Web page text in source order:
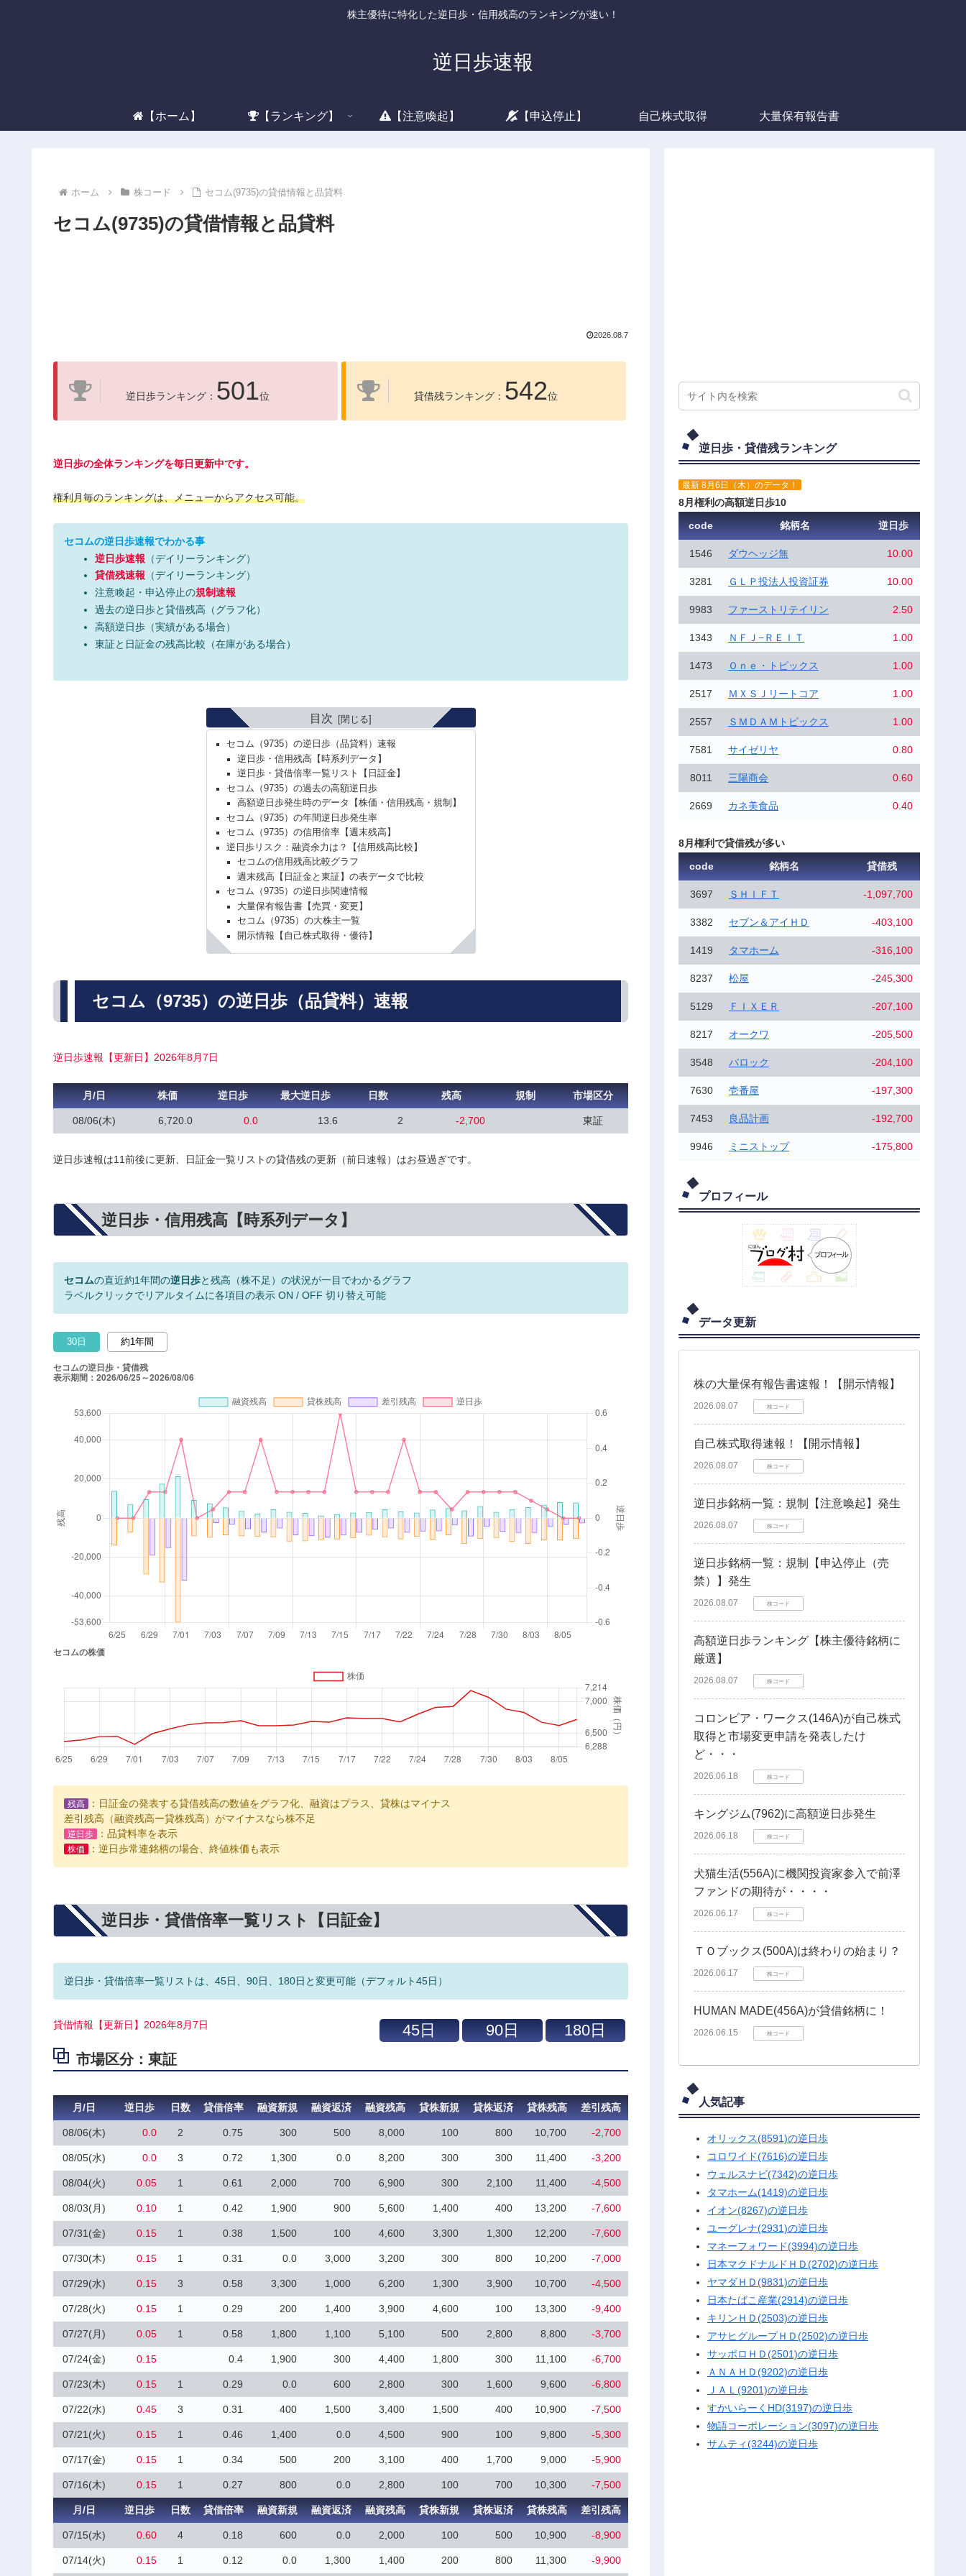
株主優待に特化した逆日歩・信用残高のランキングが速い！
逆日歩速報
【ホーム】 【ランキング】 【注意喚起】 【申込停止】 自己株式取得 大量保有報告書
ホーム 株コード セコム(9735)の貸借情報と品貸料
セコム(9735)の貸借情報と品貸料
2026.08.7
逆日歩ランキング： 501位 貸借残ランキング： 542位
逆日歩の全体ランキングを毎日更新中です。
権利月毎のランキングは、メニューからアクセス可能。
セコムの逆日歩速報でわかる事
逆日歩速報 （デイリーランキング）
貸借残速報 （デイリーランキング）
注意喚起・申込停止の規制速報
過去の逆日歩と貸借残高（グラフ化）
高額逆日歩（実績がある場合）
東証と日証金の残高比較（在庫がある場合）
目次
セコム（9735）の逆日歩（品貸料）速報
逆日歩・信用残高【時系列データ】
逆日歩・貸借倍率一覧リスト【日証金】
セコム（9735）の過去の高額逆日歩
高額逆日歩発生時のデータ【株価・信用残高・規制】
セコム（9735）の年間逆日歩発生率
セコム（9735）の信用倍率【週末残高】
逆日歩リスク：融資余力は？【信用残高比較】
セコムの信用残高比較グラフ
週末残高【日証金と東証】の表データで比較
セコム（9735）の逆日歩関連情報
大量保有報告書【売買・変更】
セコム（9735）の大株主一覧
開示情報【自己株式取得・優待】
セコム（9735）の逆日歩（品貸料）速報
逆日歩速報【更新日】2026年8月7日
月/日 株価 逆日歩 最大逆日歩 日数 残高 規制 市場区分
08/06(木) 6,720.0 0.0 13.6 2 -2,700 東証
逆日歩速報は11前後に更新、日証金一覧リストの貸借残の更新（前日速報）はお昼過ぎです。
逆日歩・信用残高【時系列データ】
セコムの直近約1年間の逆日歩と残高（株不足）の状況が一目でわかるグラフ
ラベルクリックでリアルタイムに各項目の表示 ON / OFF 切り替え可能
30日 約1年間
残高
：日証金の発表する貸借残高の数値をグラフ化、融資はプラス、貸株はマイナス
差引残高（融資残高ー貸株残高）がマイナスなら株不足
逆日歩 ：品貸料率を表示
株価 ：逆日歩常連銘柄の場合、終値株価も表示
逆日歩・貸借倍率一覧リスト【日証金】
逆日歩・貸借倍率一覧リストは、45日、90日、180日と変更可能（デフォルト45日）
貸借情報【更新日】2026年8月7日
市場区分：東証
月/日 逆日歩 日数 貸借倍率 融資新規 融資返済 融資残高 貸株新規 貸株返済 貸株残高 差引残高
08/06(木) 0.0 2 0.75 300 500 8,000 100 800 10,700 -2,700
08/05(水) 0.0 3 0.72 1,300 0.0 8,200 300 300 11,400 -3,200
08/04(火) 0.05 1 0.61 2,000 700 6,900 300 2,100 11,400 -4,500
08/03(月) 0.10 1 0.42 1,900 900 5,600 1,400 400 13,200 -7,600
07/31(金) 0.15 1 0.38 1,500 100 4,600 3,300 1,300 12,200 -7,600
07/30(木) 0.15 1 0.31 0.0 3,000 3,200 300 800 10,200 -7,000
07/29(水) 0.15 3 0.58 3,300 1,000 6,200 1,300 3,900 10,700 -4,500
07/28(火) 0.15 1 0.29 200 1,400 3,900 4,600 100 13,300 -9,400
07/27(月) 0.05 1 0.58 1,800 1,100 5,100 500 2,800 8,800 -3,700
07/24(金) 0.15 0.4 1,900 300 4,400 1,800 300 11,100 -6,700
07/23(木) 0.15 1 0.29 0.0 600 2,800 300 1,600 9,600 -6,800
07/22(水) 0.45 3 0.31 400 1,500 3,400 1,500 400 10,900 -7,500
07/21(火) 0.15 1 0.46 1,400 0.0 4,500 900 100 9,800 -5,300
07/17(金) 0.15 1 0.34 500 200 3,100 400 1,700 9,000 -5,900
07/16(木) 0.15 1 0.27 800 0.0 2,800 100 700 10,300 -7,500
月/日 逆日歩 日数 貸借倍率 融資新規 融資返済 融資残高 貸株新規 貸株返済 貸株残高 差引残高
07/15(水) 0.60 4 0.18 600 0.0 2,000 100 500 10,900 -8,900
07/14(火) 0.15 1 0.12 0.0 1,300 1,400 200 800 11,300 -9,900
逆日歩・貸借残ランキング
最新 8月6日（木）のデータ！
8月権利の高額逆日歩10
code
銘柄名 逆日歩
1546 ダウヘッジ無 10.00
3281 ＧＬＰ投法人投資証券 10.00
9983 ファーストリテイリン 2.50
1343 ＮＦＪ−ＲＥＩＴ 1.00
1473 Ｏｎｅ・トピックス 1.00
2517 ＭＸＳＪリートコア 1.00
2557 ＳＭＤＡＭトピックス 1.00
7581 サイゼリヤ 0.80
8011 三陽商会 0.60
2669 カネ美食品 0.40
8月権利で貸借残が多い
code
銘柄名 貸借残
3697 ＳＨＩＦＴ -1,097,700
3382 セブン＆アイＨＤ -403,100
1419 タマホーム -316,100
8237 松屋 -245,300
5129 ＦＩＸＥＲ -207,100
8217 オークワ -205,500
3548 バロック -204,100
7630 壱番屋 -197,300
7453 良品計画 -192,700
9946 ミニストップ -175,800
プロフィール
データ更新
株の大量保有報告書速報！【開示情報】
2026.08.07 株コード
自己株式取得速報！【開示情報】
2026.08.07 株コード
逆日歩銘柄一覧：規制【注意喚起】発生
2026.08.07 株コード
逆日歩銘柄一覧：規制【申込停止（売
禁）】発生
2026.08.07 株コード
高額逆日歩ランキング【株主優待銘柄に
厳選】
2026.08.07 株コード
コロンビア・ワークス(146A)が自己株式
取得と市場変更申請を発表したけ
ど・・・
2026.06.18 株コード
キングジム(7962)に高額逆日歩発生
2026.06.18 株コード
犬猫生活(556A)に機関投資家参入で前澤
ファンドの期待が・・・・
2026.06.17 株コード
ＴＯブックス(500A)は終わりの始まり？
2026.06.17 株コード
HUMAN MADE(456A)が貸借銘柄に！
2026.06.15 株コード
人気記事
オリックス(8591)の逆日歩
コロワイド(7616)の逆日歩
ウェルスナビ(7342)の逆日歩
タマホーム(1419)の逆日歩
イオン(8267)の逆日歩
ユーグレナ(2931)の逆日歩
マネーフォワード(3994)の逆日歩
日本マクドナルドＨＤ(2702)の逆日歩
ヤマダＨＤ(9831)の逆日歩
日本たばこ産業(2914)の逆日歩
キリンＨＤ(2503)の逆日歩
アサヒグループＨＤ(2502)の逆日歩
サッポロＨＤ(2501)の逆日歩
ＡＮＡＨＤ(9202)の逆日歩
ＪＡＬ(9201)の逆日歩
すかいらーくHD(3197)の逆日歩
物語コーポレーション(3097)の逆日歩
サムティ(3244)の逆日歩